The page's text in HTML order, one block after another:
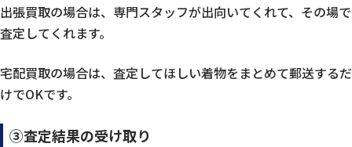
出張買取の場合は、専門スタッフが出向いてくれて、その場で
査定してくれます。
宅配買取の場合は、査定してほしい着物をまとめて郵送するだ
けでOKです。
③査定結果の受け取り